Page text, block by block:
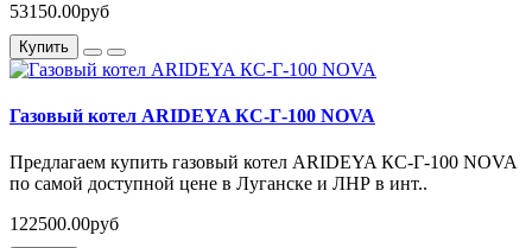
53150.00руб
Купить
Газовый котел ARIDEYA КС-Г-100 NOVA
Предлагаем купить газовый котел ARIDEYA КС-Г-100 NOVA
по самой доступной цене в Луганске и ЛНР в инт..
122500.00руб